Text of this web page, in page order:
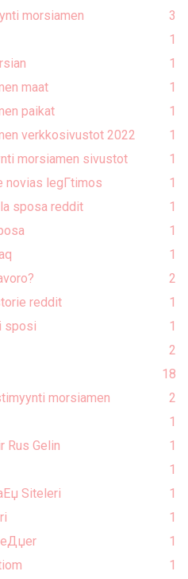
morsiamen
3
1
1
maat
1
paikat
1
verkkosivustot 2022
1
morsiamen sivustot
1
novias legГ­timos
1
sposa reddit
1
1
1
2
reddit
1
sposi
1
2
18
morsiamen
2
1
Rus Gelin
1
1
Siteleri
1
1
1
1